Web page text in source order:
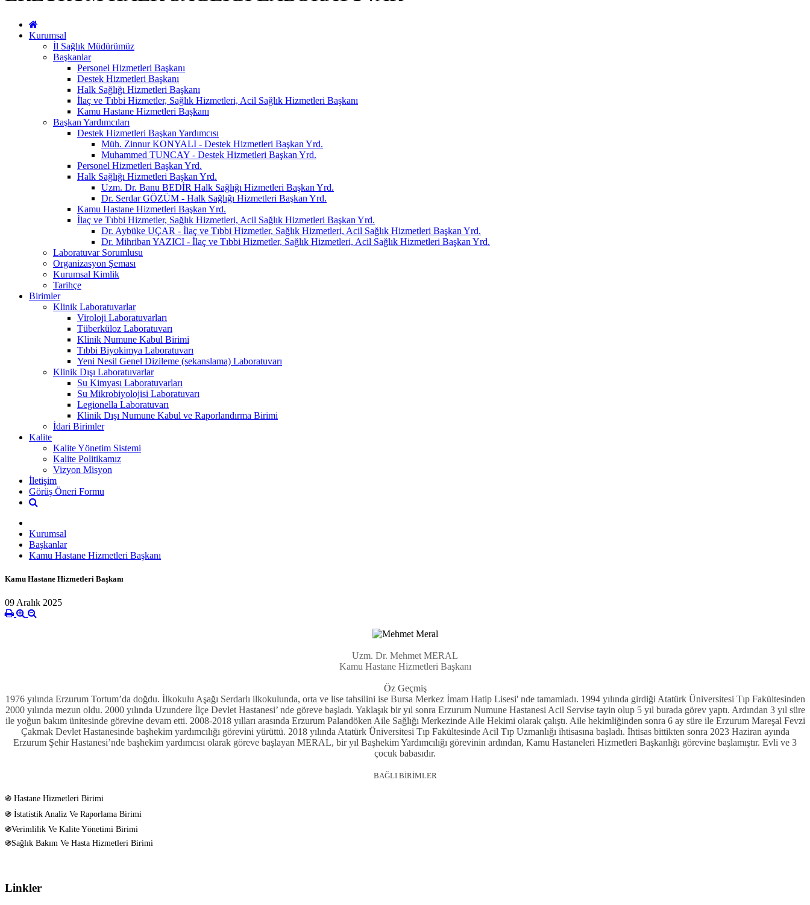
Kurumsal
İl Sağlık Müdürümüz
Başkanlar
Personel Hizmetleri Başkanı
Destek Hizmetleri Başkanı
Halk Sağlığı Hizmetleri Başkanı
İlaç ve Tıbbi Hizmetler, Sağlık Hizmetleri, Acil Sağlık Hizmetleri Başkanı
Kamu Hastane Hizmetleri Başkanı
Başkan Yardımcıları
Destek Hizmetleri Başkan Yardımcısı
Müh. Zinnur KONYALI - Destek Hizmetleri Başkan Yrd.
Muhammed TUNCAY - Destek Hizmetleri Başkan Yrd.
Personel Hizmetleri Başkan Yrd.
Halk Sağlığı Hizmetleri Başkan Yrd.
Uzm. Dr. Banu BEDİR Halk Sağlığı Hizmetleri Başkan Yrd.
Dr. Serdar GÖZÜM - Halk Sağlığı Hizmetleri Başkan Yrd.
Kamu Hastane Hizmetleri Başkan Yrd.
İlaç ve Tıbbi Hizmetler, Sağlık Hizmetleri, Acil Sağlık Hizmetleri Başkan Yrd.
Dr. Aybüke UÇAR - İlaç ve Tıbbi Hizmetler, Sağlık Hizmetleri, Acil Sağlık Hizmetleri Başkan Yrd.
Dr. Mihriban YAZICI - İlaç ve Tıbbi Hizmetler, Sağlık Hizmetleri, Acil Sağlık Hizmetleri Başkan Yrd.
Laboratuvar Sorumlusu
Organizasyon Şeması
Kurumsal Kimlik
Tarihçe
Birimler
Klinik Laboratuvarlar
Viroloji Laboratuvarları
Tüberküloz Laboratuvarı
Klinik Numune Kabul Birimi
Tıbbi Biyokimya Laboratuvarı
Yeni Nesil Genel Dizileme (sekanslama) Laboratuvarı
Klinik Dışı Laboratuvarlar
Su Kimyası Laboratuvarları
Su Mikrobiyolojisi Laboratuvarı
Legionella Laboratuvarı
Klinik Dışı Numune Kabul ve Raporlandırma Birimi
İdari Birimler
Kalite
Kalite Yönetim Sistemi
Kalite Politikamız
Vizyon Misyon
İletişim
Görüş Öneri Formu
Kurumsal
Başkanlar
Kamu Hastane Hizmetleri Başkanı
Kamu Hastane Hizmetleri Başkanı
09 Aralık 2025
Uzm. Dr. Mehmet MERAL
Kamu Hastane Hizmetleri Başkanı
Öz Geçmiş
1976 yılında Erzurum Tortum’da doğdu. İlkokulu Aşağı Serdarlı ilkokulunda, orta ve lise tahsilini ise Bursa Merkez İmam Hatip Lisesi' nde tamamladı. 1994 yılında girdiği Atatürk Üniversitesi Tıp Fakültesinden
2000 yılında mezun oldu. 2000 yılında Uzundere İlçe Devlet Hastanesi’ nde göreve başladı. Yaklaşık bir yıl sonra Erzurum Numune Hastanesi Acil Servise tayin olup 5 yıl burada görev yaptı. Ardından 3 yıl süre
ile yoğun bakım ünitesinde görevine devam etti. 2008-2018 yılları arasında Erzurum Palandöken Aile Sağlığı Merkezinde Aile Hekimi olarak çalıştı. Aile hekimliğinden sonra 6 ay süre ile Erzurum Mareşal Fevzi
Çakmak Devlet Hastanesinde başhekim yardımcılığı görevini yürüttü. 2018 yılında Atatürk Üniversitesi Tıp Fakültesinde Acil Tıp Uzmanlığı ihtisasına başladı. İhtisas bittikten sonra 2023 Haziran ayında
Erzurum Şehir Hastanesi’nde başhekim yardımcısı olarak göreve başlayan MERAL, bir yıl Başhekim Yardımcılığı görevinin ardından, Kamu Hastaneleri Hizmetleri Başkanlığı görevine başlamıştır. Evli ve 3
çocuk babasıdır.
BAĞLI BİRİMLER
֍ Hastane Hizmetleri Birimi
֍ İstatistik Analiz Ve Raporlama Birimi
֍Verimlilik Ve Kalite Yönetimi Birimi
֍Sağlık Bakım Ve Hasta Hizmetleri Birimi
Linkler